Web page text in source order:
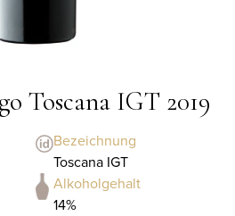
Toscana IGT 2019
Bezeichnung
Toscana IGT
Alkoholgehalt
14%